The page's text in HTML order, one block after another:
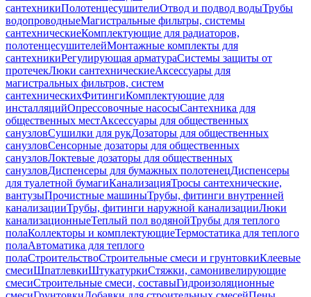
сантехникиПолотенцесушителиОтвод и подвод водыТрубы
водопроводныеМагистральные фильтры, системы
сантехническиеКомплектующие для радиаторов,
полотенцесушителейМонтажные комплекты для
сантехникиРегулирующая арматураСистемы защиты от
протечекЛюки сантехническиеАксессуары для
магистральных фильтров, систем
сантехническихФитингиКомплектующие для
инсталляцийОпрессовочные насосыСантехника для
общественных местАксессуары для общественных
санузловСушилки для рукДозаторы для общественных
санузловСенсорные дозаторы для общественных
санузловЛоктевые дозаторы для общественных
санузловДиспенсеры для бумажных полотенецДиспенсеры
для туалетной бумагиКанализацияТросы сантехнические,
вантузыПрочистные машиныТрубы, фитинги внутренней
канализацииТрубы, фитинги наружной канализацииЛюки
канализационныеТеплый пол водянойТрубы для теплого
полаКоллекторы и комплектующиеТермостатика для теплого
полаАвтоматика для теплого
полаСтроительствоСтроительные смеси и грунтовкиКлеевые
смесиШпатлевкиШтукатуркиСтяжки, самонивелирующие
смесиСтроительные смеси, составыГидроизоляционные